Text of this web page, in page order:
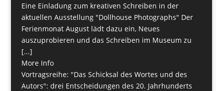
Eine Einladung zum kreativen Schreiben in der
aktuellen Ausstellung "Dollhouse Photographs" Der
Ferienmonat August lädt dazu ein, Neues
auszuprobieren und das Schreiben im Museum zu
[...]
More Info
Vortragsreihe: "Das Schicksal des Wortes und des
Autors": drei Entscheidungen des 20. Jahrhunderts